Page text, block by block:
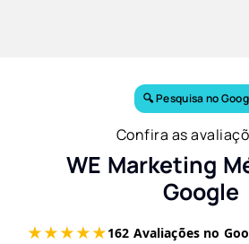
🔍 Pesquisa no
Confira as
WE Marketing
Google